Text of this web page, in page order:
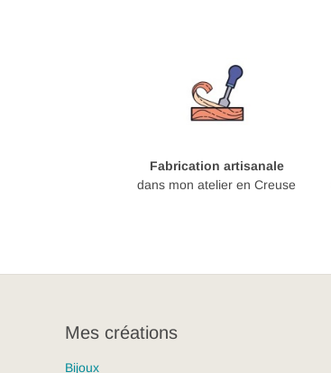
Fabrication artisanale
dans mon atelier en Creuse
Mes créations
Bijoux